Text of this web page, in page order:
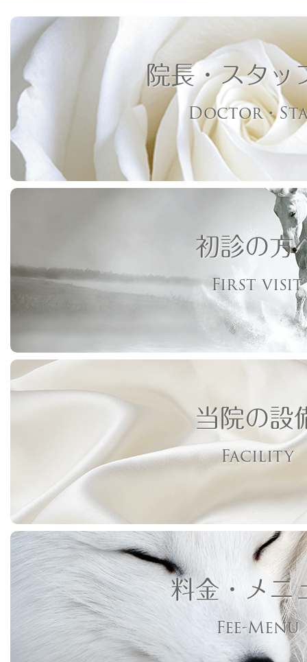
院長・スタッ
Doctor・
初診の方
First visit
当院の設
Facility
料金・メニ
Fee-Menu